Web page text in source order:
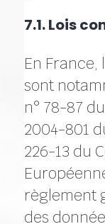
7.1. Lois
En France,
sont
n° 78-87
2004-801
226-13 du
règlement
des